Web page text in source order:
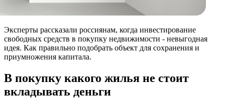
Эксперты рассказали россиянам, когда инвестирование
свободных средств в покупку недвижимости - невыгодная
идея. Как правильно подобрать объект для сохранения и
приумножения капитала.
В покупку какого жилья не стоит
вкладывать деньги